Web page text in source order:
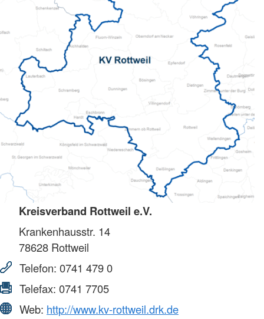
Kreisverband Rottweil e.V.
Krankenhausstr. 14
78628 Rottweil
Telefon: 0741 479 0
Telefax: 0741 7705
Web: http://www.kv-rottweil.drk.de